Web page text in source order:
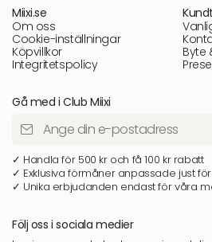
Miixi.se
Om oss
Cookie-inställningar
Köpvillkor
Integritetspolicy
Byte
Gå med i Club Miixi
✓ Handla för 500 kr och få 100 kr rabatt
✓ Exklusiva förmåner anpassade just
✓ Unika erbjudanden endast för våra
Följ oss i sociala medier